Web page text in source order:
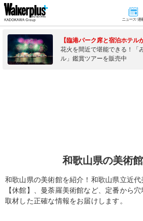
ニュース･連
【臨港パーク席と宿泊ホテル
花火を間近で堪能できる！「
ル」鑑賞ツアーを販売中
和歌山県の美術
和歌山県の美術館を紹介！和歌山県立近
【休館】、曼荼羅美術館など、定番から
取材した正確な情報をお届けします。